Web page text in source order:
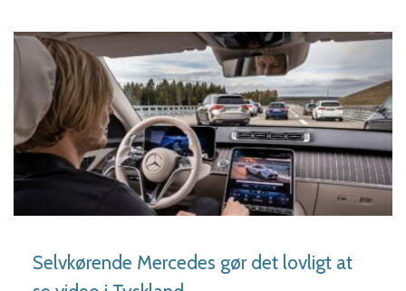
LÆS MERE
Selvkørende Mercedes gør det lovligt at